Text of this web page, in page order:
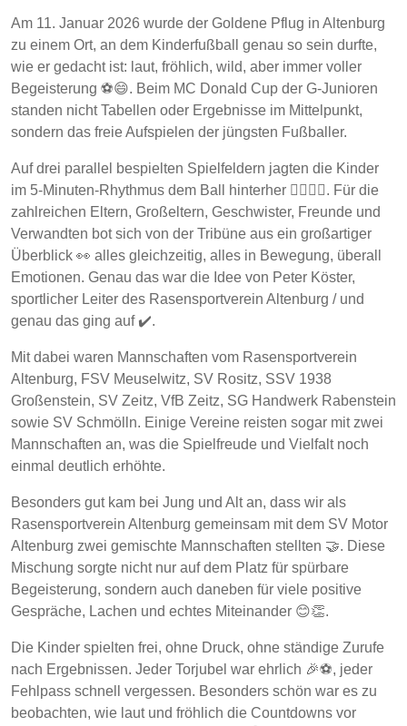
Am 11. Januar 2026 wurde der Goldene Pflug in Altenburg
zu einem Ort, an dem Kinderfußball genau so sein durfte,
wie er gedacht ist: laut, fröhlich, wild, aber immer voller
Begeisterung ⚽😄. Beim MC Donald Cup der G-Junioren
standen nicht Tabellen oder Ergebnisse im Mittelpunkt,
sondern das freie Aufspielen der jüngsten Fußballer.
Auf drei parallel bespielten Spielfeldern jagten die Kinder
im 5-Minuten-Rhythmus dem Ball hinterher 🏃‍♂️🏃‍♀️. Für die
zahlreichen Eltern, Großeltern, Geschwister, Freunde und
Verwandten bot sich von der Tribüne aus ein großartiger
Überblick 👀 alles gleichzeitig, alles in Bewegung, überall
Emotionen. Genau das war die Idee von Peter Köster,
sportlicher Leiter des Rasensportverein Altenburg / und
genau das ging auf ✔️.
Mit dabei waren Mannschaften vom Rasensportverein
Altenburg, FSV Meuselwitz, SV Rositz, SSV 1938
Großenstein, SV Zeitz, VfB Zeitz, SG Handwerk Rabenstein
sowie SV Schmölln. Einige Vereine reisten sogar mit zwei
Mannschaften an, was die Spielfreude und Vielfalt noch
einmal deutlich erhöhte.
Besonders gut kam bei Jung und Alt an, dass wir als
Rasensportverein Altenburg gemeinsam mit dem SV Motor
Altenburg zwei gemischte Mannschaften stellten 🤝. Diese
Mischung sorgte nicht nur auf dem Platz für spürbare
Begeisterung, sondern auch daneben für viele positive
Gespräche, Lachen und echtes Miteinander 😊👏.
Die Kinder spielten frei, ohne Druck, ohne ständige Zurufe
nach Ergebnissen. Jeder Torjubel war ehrlich 🎉⚽, jeder
Fehlpass schnell vergessen. Besonders schön war es zu
beobachten, wie laut und fröhlich die Countdowns vor